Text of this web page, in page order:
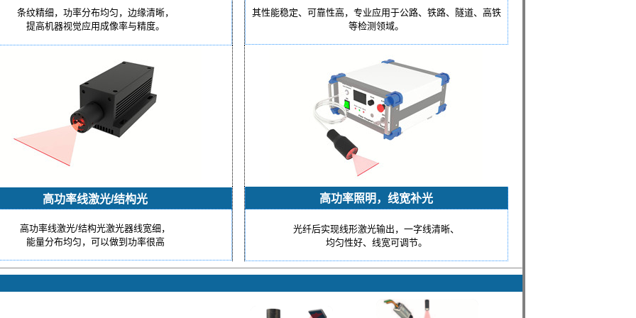
条纹精细，功率分布均匀，边缘清晰，
提高机器视觉应用成像率与精度。
其性能稳定、可靠性高，专业应用于公路、铁路、隧道、高铁
等检测领域。
高功率线激光/结构光
高功率线激光/结构光激光器线宽细，
能量分布均匀，可以做到功率很高
高功率照明，线宽补光
光纤后实现线形激光输出，一字线清晰、
均匀性好、线宽可调节。